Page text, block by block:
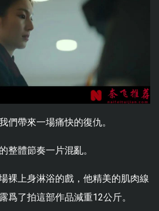
們帶來一場痛快的復仇。
整體節奏一片混亂。
裸上身淋浴的戲，他精美的肌肉線
爲了拍這部作品減重12公斤。